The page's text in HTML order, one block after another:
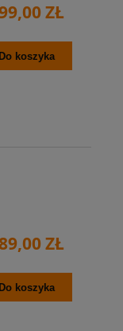
ZŁ
Do koszyka
ZŁ
Do koszyka